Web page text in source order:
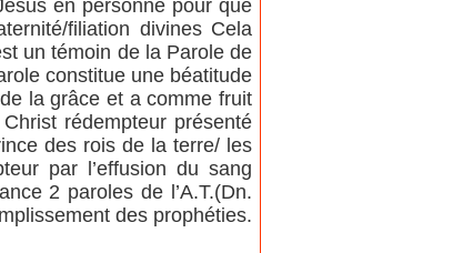
en personne pour que
filiation divines Cela
un témoin de la Parole de
constitue une béatitude
la grâce et a comme fruit
rédempteur présenté
des rois de la terre/ les
par l’effusion du sang
2 paroles de l’A.T.(Dn.
des prophéties.